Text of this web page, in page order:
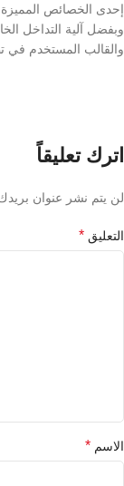
إحدى الخصائص
وبفضل آلية التداخل
والقالب المستخدم في
اترك تعليقاً
لن يتم نشر عنوان بريدك
التعليق *
الاسم *